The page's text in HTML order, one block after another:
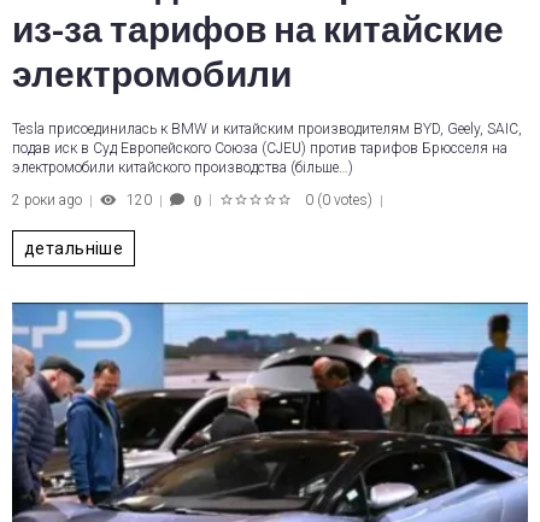
из-за тарифов на китайские
электромобили
Tesla присоединилась к BMW и китайским производителям BYD, Geely, SAIC,
подав иск в Суд Европейского Союза (CJEU) против тарифов Брюсселя на
электромобили китайского производства (більше…)
2 роки ago
120 0 0 (0 votes)
детальніше